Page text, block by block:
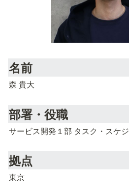
名前
森 貴大
部署・役職
サービス開発１部 タスク・スケ
拠点
東京